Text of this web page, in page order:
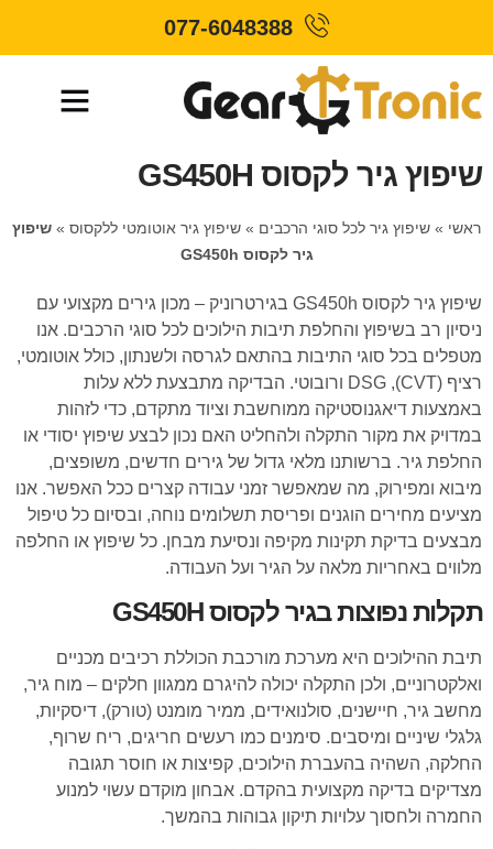
077-6048388
שיפוץ גיר לקסוס GS450H
ראשי » שיפוץ גיר לכל סוגי הרכבים » שיפוץ גיר אוטומטי ללקסוס » שיפוץ
גיר לקסוס GS450h
שיפוץ גיר לקסוס GS450h בגירטרוניק – מכון גירים מקצועי עם
ניסיון רב בשיפוץ והחלפת תיבות הילוכים לכל סוגי הרכבים. אנו
מטפלים בכל סוגי התיבות בהתאם לגרסה ולשנתון, כולל אוטומטי,
רציף (CVT), DSG ורובוטי. הבדיקה מתבצעת ללא עלות
באמצעות דיאגנוסטיקה ממוחשבת וציוד מתקדם, כדי לזהות
במדויק את מקור התקלה ולהחליט האם נכון לבצע שיפוץ יסודי או
החלפת גיר. ברשותנו מלאי גדול של גירים חדשים, משופצים,
מיבוא ומפירוק, מה שמאפשר זמני עבודה קצרים ככל האפשר. אנו
מציעים מחירים הוגנים ופריסת תשלומים נוחה, ובסיום כל טיפול
מבצעים בדיקת תקינות מקיפה ונסיעת מבחן. כל שיפוץ או החלפה
מלווים באחריות מלאה על הגיר ועל העבודה.
תקלות נפוצות בגיר לקסוס GS450H
תיבת ההילוכים היא מערכת מורכבת הכוללת רכיבים מכניים
ואלקטרוניים, ולכן התקלה יכולה להיגרם ממגוון חלקים – מוח גיר,
מחשב גיר, חיישנים, סולנואידים, ממיר מומנט (טורק), דיסקיות,
גלגלי שיניים ומיסבים. סימנים כמו רעשים חריגים, ריח שרוף,
החלקה, השהיה בהעברת הילוכים, קפיצות או חוסר תגובה
מצדיקים בדיקה מקצועית בהקדם. אבחון מוקדם עשוי למנוע
החמרה ולחסוך עלויות תיקון גבוהות בהמשך.